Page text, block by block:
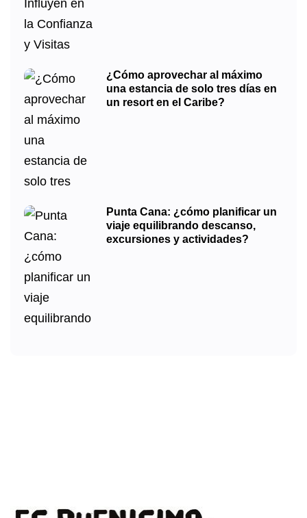
¿Cómo aprovechar al máximo
una estancia de solo tres días en
un resort en el Caribe?
Punta Cana: ¿cómo planificar un
viaje equilibrando descanso,
excursiones y actividades?